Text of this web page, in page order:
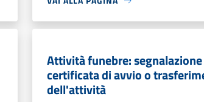
Attività funebre: segnalazione
certificata di avvio o
dell'attività